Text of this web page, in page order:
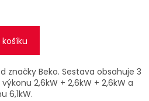
značky Beko. Sestava obsahuje 3
2,6kW + 2,6kW + 2,6kW a
6,1kW.